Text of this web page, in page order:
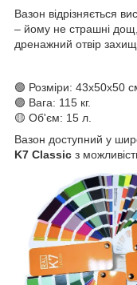
Вазон відрізняється
– йому не страшні
дренажний отвір
🟢 Розміри: 43x50x50
🟣 Вага: 115 кг.
🟡 Об'єм: 15 л.
Вазон доступний у
K7 Classic з